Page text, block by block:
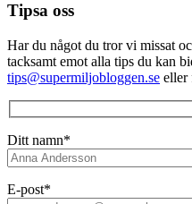
Tipsa oss
Har du något du tror vi missat
tacksamt emot alla tips du kan
tips@supermiljobloggen.se eller
Ditt namn*
E-post*